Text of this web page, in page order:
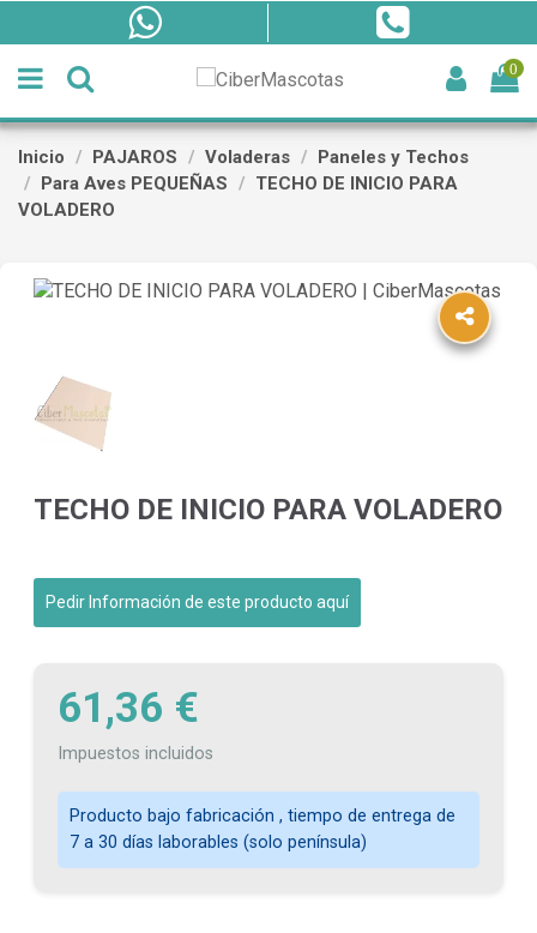
0
Inicio PAJAROS Voladeras
Paneles y Techos
Para Aves PEQUEÑAS
TECHO DE INICIO PARA
VOLADERO
TECHO DE INICIO PARA VOLADERO
Pedir Información de este producto aquí
61,36 €
Impuestos incluidos
Producto bajo fabricación , tiempo de entrega de
7 a 30 días laborables (solo península)